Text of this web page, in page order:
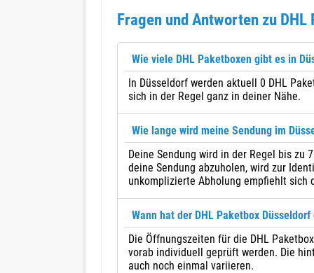
Fragen und Antworten zu
Wie viele DHL Paketboxen gibt es in
In Düsseldorf werden aktuell 0 DHL
sich in der Regel ganz in deiner Nähe.
Wie lange wird meine Sendung im
Deine Sendung wird in der Regel bis zu
deine Sendung abzuholen, wird zur
unkomplizierte Abholung empfiehlt sich
Wann hat der DHL Paketbox
Die Öffnungszeiten für die DHL
vorab individuell geprüft werden. Die
auch noch einmal variieren.